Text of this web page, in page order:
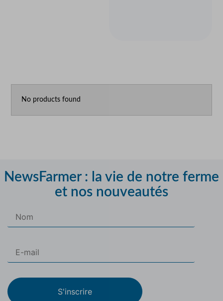
No products found
NewsFarmer : la vie de notre ferme
et nos nouveautés
S'inscrire